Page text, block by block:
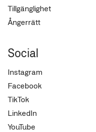
Tillgänglighet
Ångerrätt
Social
Instagram
Facebook
TikTok
LinkedIn
YouTube